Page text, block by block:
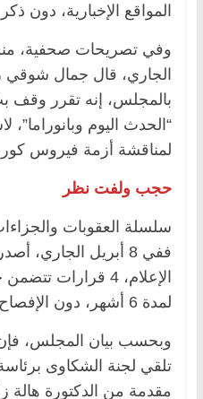
المواقع الإخبارية، دون
الجاري، قال جمال شوقي
بالمجلس، إنه تقرر وقف
“الحدث اليوم وبانوراما”،
لمناقشة أزمة فيروس
حجب ولفت نظر
سلسلة العقوبات
ففي 8 أبريل الجاري،
الإعلام، 4 قرارات
لمدة 6 أشهر، دون الإفصاح أو الإشارة عن اسمه.
وبحسب بيان المجلس،
تلقي لجنة الشكاوى
مقدمة من الدكتورة هالة